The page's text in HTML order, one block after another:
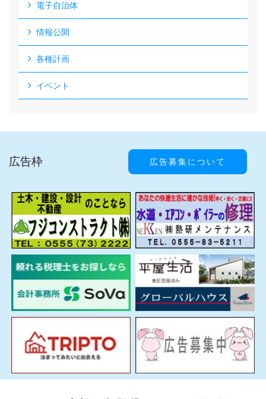
電子自治体
情報公開
各種計画
イベント
広告枠 広告募集について